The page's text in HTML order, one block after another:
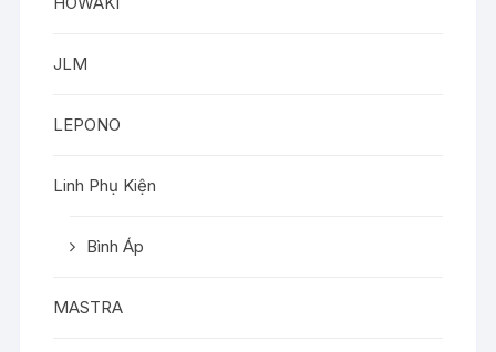
JLM
LEPONO
Linh Phụ Kiện
Bình Áp
MASTRA